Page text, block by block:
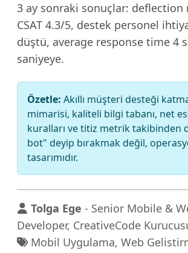
3 ay sonraki sonuçlar: deflection
CSAT 4.3/5, destek personel
düştü, average response time 4
saniyeye.
Özetle: Akıllı müşteri desteği
mimarisi, kaliteli bilgi tabanı, net
kuralları ve titiz metrik takibinden
bot" deyip bırakmak değil,
tasarımıdır.
Tolga Ege - Senior Mobile &
Developer, CreativeCode
Mobil Uygulama, Web